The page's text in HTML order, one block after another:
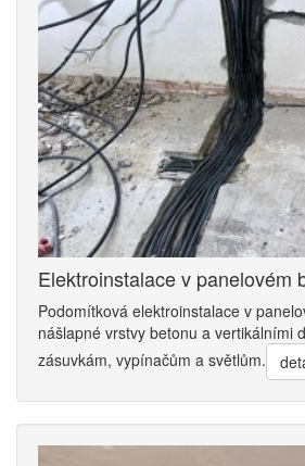
Elektroinstalace v panelovém
Podomítková elektroinstalace v
nášlapné vrstvy betonu a vertikálními
zásuvkám, vypínačům a světlům.